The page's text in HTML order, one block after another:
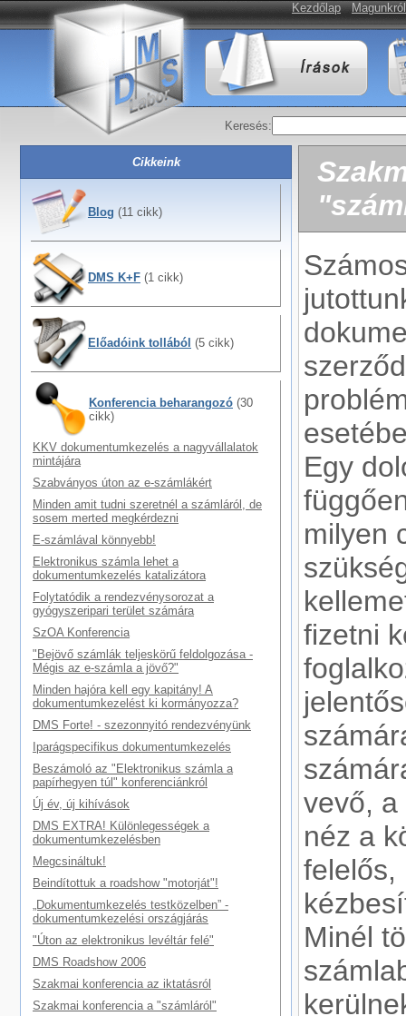
Kezdőlap Magunkról
Keresés:
Cikkeink
Blog (11 cikk)
DMS K+F (1 cikk)
Előadóink tollából (5 cikk)
Konferencia beharangozó (30
cikk)
KKV dokumentumkezelés a nagyvállalatok
mintájára
Szabványos úton az e-számlákért
Minden amit tudni szeretnél a számláról, de
sosem merted megkérdezni
E-számlával könnyebb!
Elektronikus számla lehet a
dokumentumkezelés katalizátora
Folytatódik a rendezvénysorozat a
gyógyszeripari terület számára
SzOA Konferencia
"Bejövő számlák teljeskörű feldolgozása -
Mégis az e-számla a jövő?"
Minden hajóra kell egy kapitány! A
dokumentumkezelést ki kormányozza?
DMS Forte! - szezonnyitó rendezvényünk
Iparágspecifikus dokumentumkezelés
Beszámoló az "Elektronikus számla a
papírhegyen túl" konferenciánkról
Új év, új kihívások
DMS EXTRA! Különlegességek a
dokumentumkezelésben
Megcsináltuk!
Beindítottuk a roadshow "motorját"!
„Dokumentumkezelés testközelben” -
dokumentumkezelési országjárás
"Úton az elektronikus levéltár felé"
DMS Roadshow 2006
Szakmai konferencia az iktatásról
Szakmai konferencia a "számláról"
Egy
milyen
fizetni
vevő,
néz a
felelős,
Minél